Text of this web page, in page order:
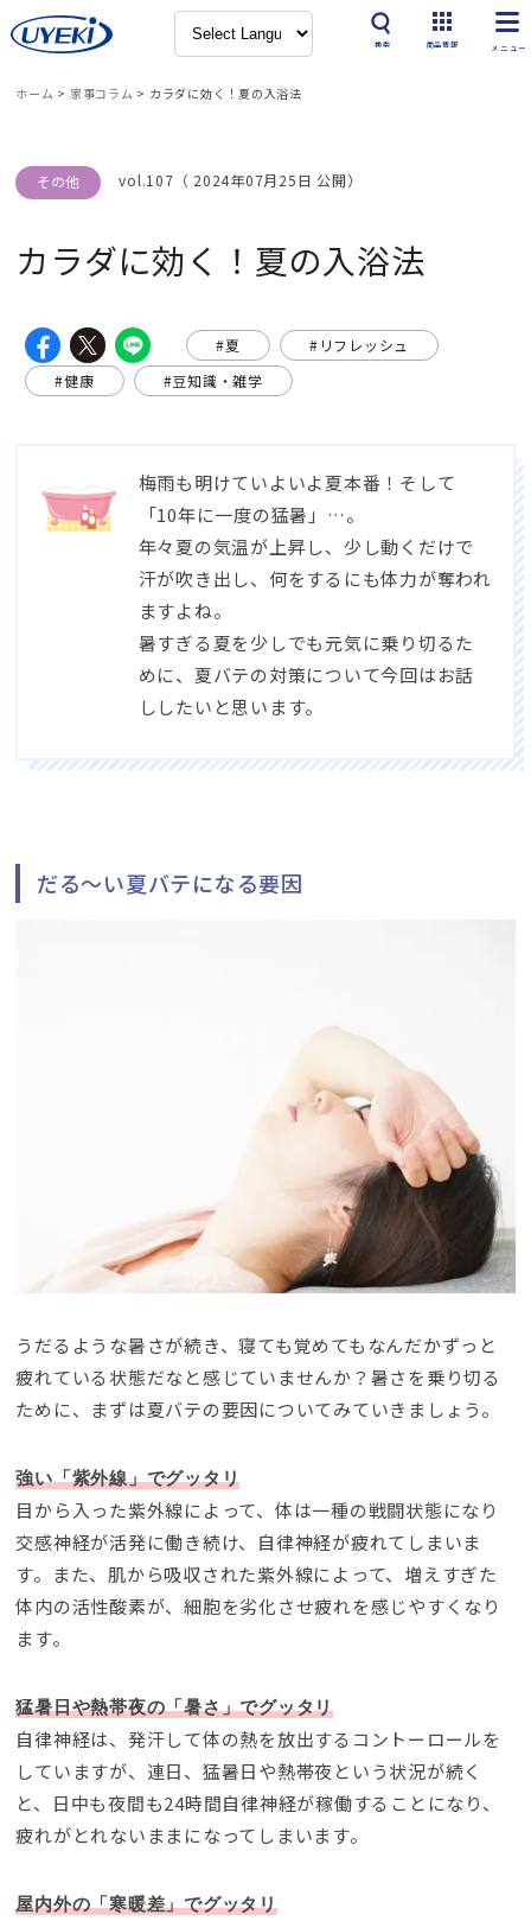
検索 商品情報
ホーム > 家事コラム > カラダに効く！夏の入浴法
その他 vol.107（ 2024年07月25日 公開）
カラダに効く！夏の入浴法
#夏
#リフレッシュ
#健康
#豆知識・雑学
梅雨も明けていよいよ夏本番！そして
「10年に一度の猛暑」…。
年々夏の気温が上昇し、少し動くだけで
汗が吹き出し、何をするにも体力が奪われ
ますよね。
暑すぎる夏を少しでも元気に乗り切るた
めに、夏バテの対策について今回はお話
ししたいと思います。
だる～い夏バテになる要因
うだるような暑さが続き、寝ても覚めてもなんだかずっと
疲れている状態だなと感じていませんか？暑さを乗り切る
ために、まずは夏バテの要因についてみていきましょう。
強い「紫外線」でグッタリ
目から入った紫外線によって、体は一種の戦闘状態になり
交感神経が活発に働き続け、自律神経が疲れてしまいま
す。
また、肌から吸収された紫外線によって、増えすぎた
体内の活性酸素が、細胞を劣化させ疲れを感じやすくなり
ます。
猛暑日や熱帯夜の「暑さ」でグッタリ
自律神経は、発汗して体の熱を放出するコントーロールを
していますが、連日、猛暑日や熱帯夜という状況が続く
と、日中も夜間も24時間自律神経が稼働することになり、
疲れがとれないままになってしまいます。
屋内外の「寒暖差」でグッタリ